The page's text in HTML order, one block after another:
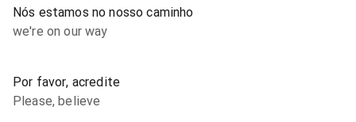
Nós estamos no nosso caminho
we're on our way
Por favor, acredite
Please, believe